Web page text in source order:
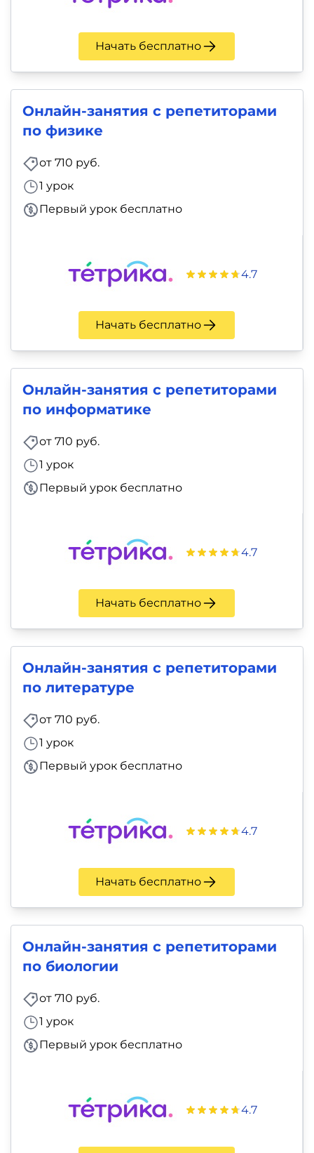
Начать бесплатно
Онлайн-занятия с репетиторами
по физике
от 710 руб.
1 урок
Первый урок бесплатно
4.7
Начать бесплатно
Онлайн-занятия с репетиторами
по информатике
от 710 руб.
1 урок
Первый урок бесплатно
4.7
Начать бесплатно
Онлайн-занятия с репетиторами
по литературе
от 710 руб.
1 урок
Первый урок бесплатно
4.7
Начать бесплатно
Онлайн-занятия с репетиторами
по биологии
от 710 руб.
1 урок
Первый урок бесплатно
4.7